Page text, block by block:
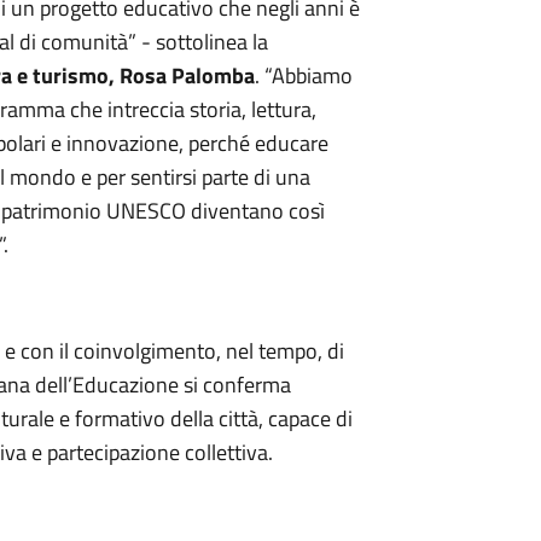
progetto educativo che negli anni è
di comunità” - sottolinea la
e turismo, Rosa Palomba. “Abbiamo
che intreccia storia, lettura,
e innovazione, perché educare
e per sentirsi parte di una
UNESCO diventano così
con il coinvolgimento, nel tempo, di
dell’Educazione si conferma
e formativo della città, capace di
e partecipazione collettiva.